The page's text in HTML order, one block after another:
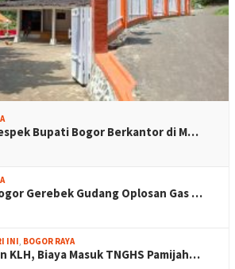
Bupati Bogor Berkantor di M…
Gerebek Gudang Oplosan Gas …
INI, BOGOR RAYA
KLH, Biaya Masuk TNGHS Pamijah…